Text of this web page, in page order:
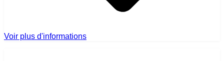
Voir plus d'informations